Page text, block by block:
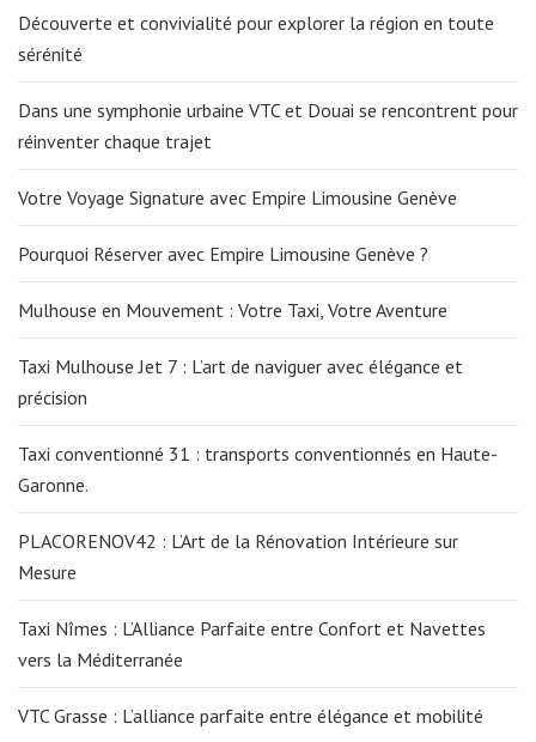
Découverte et convivialité pour explorer la région en toute
sérénité
Dans une symphonie urbaine VTC et Douai se rencontrent pour
réinventer chaque trajet
Votre Voyage Signature avec Empire Limousine Genève
Pourquoi Réserver avec Empire Limousine Genève ?
Mulhouse en Mouvement : Votre Taxi, Votre Aventure
Taxi Mulhouse Jet 7 : L’art de naviguer avec élégance et
précision
Taxi conventionné 31 : transports conventionnés en Haute-
Garonne.
PLACORENOV42 : L’Art de la Rénovation Intérieure sur
Mesure
Taxi Nîmes : L’Alliance Parfaite entre Confort et Navettes
vers la Méditerranée
VTC Grasse : L’alliance parfaite entre élégance et mobilité